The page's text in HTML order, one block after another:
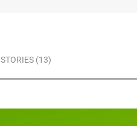
STORIES (13)